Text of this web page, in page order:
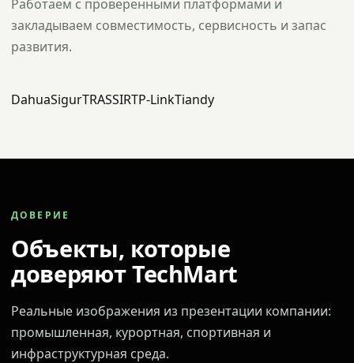
Работаем с проверенными платформами и
закладываем совместимость, сервисность и запас
развития.
DahuaSigurTRASSIRTP-LinkTiandy
ДОВЕРИЕ
Объекты, которые
доверяют TechMart
Реальные изображения из презентации компании:
промышленная, курортная, спортивная и
инфраструктурная среда.